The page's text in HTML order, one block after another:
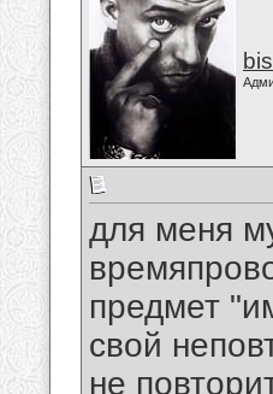
для меня
предмет
свой
не